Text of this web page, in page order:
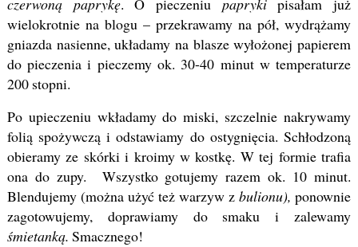
czerwoną paprykę. O pieczeniu paprykipisałam już
wielokrotnie na blogu – przekrawamy na pół, wydrążamy
gniazda nasienne, układamy na blasze wyłożonej papierem
do pieczenia i pieczemy ok. 30-40 minut w temperaturze
200 stopni.
Po upieczeniu wkładamy do miski, szczelnie nakrywamy
folią spożywczą i odstawiamy do ostygnięcia. Schłodzoną
obieramy ze skórki i kroimy w kostkę. W tej formie trafia
ona do zupy. Wszystko gotujemy razem ok. 10 minut.
Blendujemy (można użyć też warzyw zbulionu), ponownie
zagotowujemy, doprawiamy do smaku i zalewamy
śmietanką. Smacznego!